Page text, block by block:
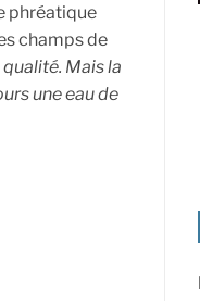
phréatique
champs de
Mais la
une eau de